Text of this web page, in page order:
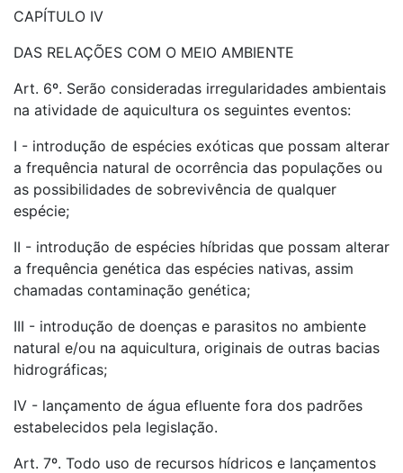
CAPÍTULO IV
DAS RELAÇÕES COM O MEIO AMBIENTE
Art. 6º. Serão consideradas irregularidades ambientais
na atividade de aquicultura os seguintes eventos:
I - introdução de espécies exóticas que possam alterar
a frequência natural de ocorrência das populações ou
as possibilidades de sobrevivência de qualquer
espécie;
II - introdução de espécies híbridas que possam alterar
a frequência genética das espécies nativas, assim
chamadas contaminação genética;
III - introdução de doenças e parasitos no ambiente
natural e/ou na aquicultura, originais de outras bacias
hidrográficas;
IV - lançamento de água efluente fora dos padrões
estabelecidos pela legislação.
Art. 7º. Todo uso de recursos hídricos e lançamentos